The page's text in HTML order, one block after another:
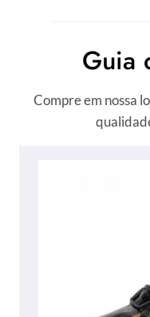
Guia
Compre em nossa